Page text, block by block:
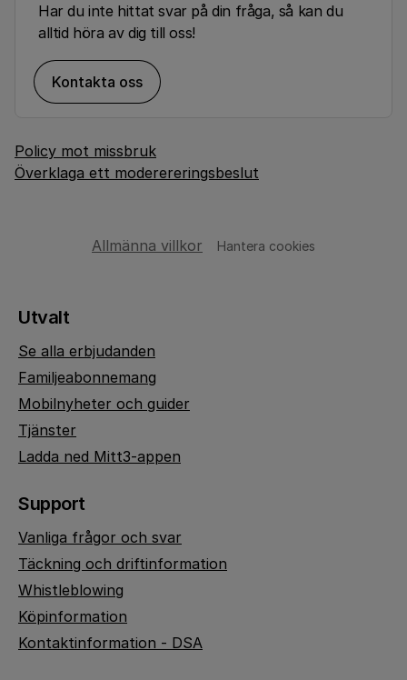
Har du inte hittat svar på din fråga, så kan du
alltid höra av dig till oss!
Kontakta oss
Policy mot missbruk
Överklaga ett moderereringsbeslut
Allmänna villkor Hantera cookies
Utvalt
Se alla erbjudanden
Familjeabonnemang
Mobilnyheter och guider
Tjänster
Ladda ned Mitt3-appen
Support
Vanliga frågor och svar
Täckning och driftinformation
Whistleblowing
Köpinformation
Kontaktinformation - DSA